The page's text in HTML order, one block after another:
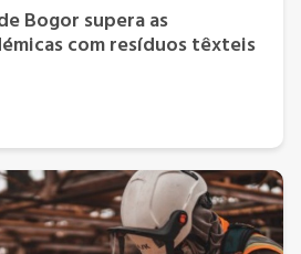
Bogor supera as
com resíduos têxteis